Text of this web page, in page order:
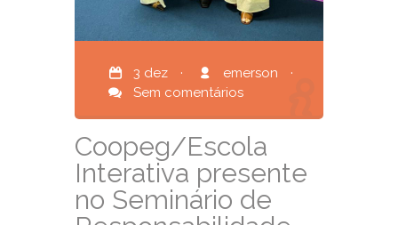
3 dez · emerson
·
Sem comentários
Coopeg/Escola
Interativa presente
no Seminário de